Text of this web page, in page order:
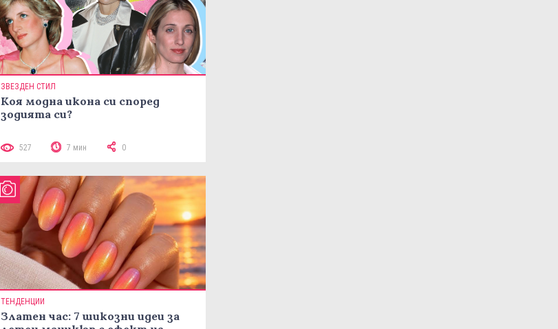
ЗВЕЗДЕН СТИЛ
Коя модна икона си според
зодията си?
527 7 мин 0
ТЕНДЕНЦИИ
Златен час: 7 шикозни идеи за